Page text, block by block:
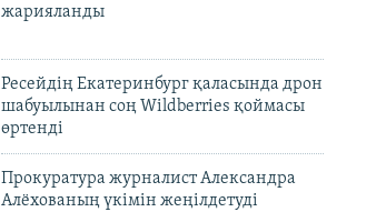
жарияланды
Ресейдің Екатеринбург қаласында дрон
шабуылынан соң Wildberries қоймасы
өртенді
Прокуратура журналист Александра
Алёхованың үкімін жеңілдетуді